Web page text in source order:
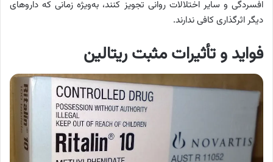
افسردگی و سایر اختلالات روانی تجویز کنند، به‌ویژه زمانی که داروهای
دیگر اثرگذاری کافی ندارند.
فواید و تأثیرات مثبت ریتالین